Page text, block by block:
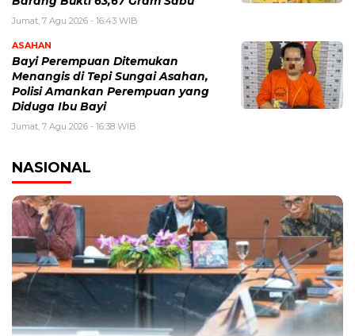
Jumat, 7 Agu 2026 - 16:43 WIB
ASAHAN
Bayi Perempuan Ditemukan
Menangis di Tepi Sungai Asahan,
Polisi Amankan Perempuan yang
Diduga Ibu Bayi
Jumat, 7 Agu 2026 - 16:38 WIB
NASIONAL